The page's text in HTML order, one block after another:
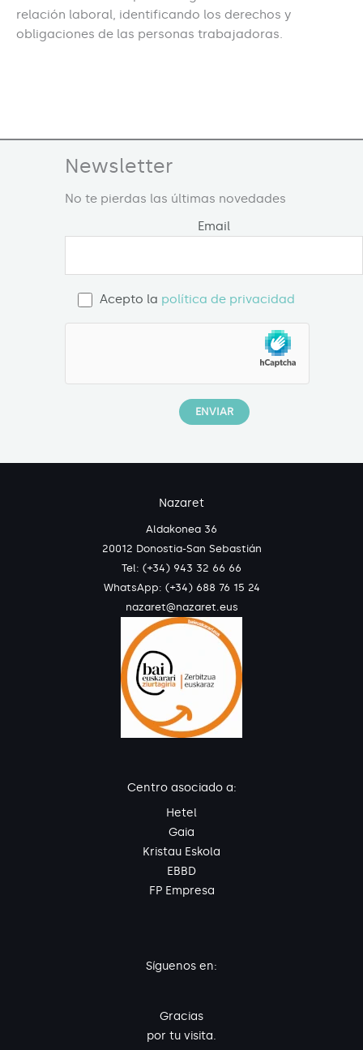
relación laboral, identificando los derechos y
obligaciones de las personas trabajadoras.
Newsletter
No te pierdas las últimas novedades
Email
Acepto la política de privacidad
Nazaret
Aldakonea 36
20012 Donostia-San Sebastián
Tel: (+34) 943 32 66 66
WhatsApp: (+34) 688 76 15 24
nazaret@nazaret.eus
Centro asociado a:
Hetel
Gaia
Kristau Eskola
EBBD
FP Empresa
Síguenos en:
Gracias
por tu visita.